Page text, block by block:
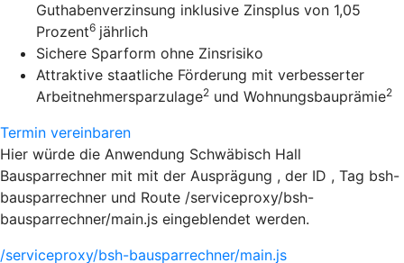
Guthabenverzinsung inklusive Zinsplus von 1,05
Prozent6 jährlich
Sichere Sparform ohne Zinsrisiko
Attraktive staatliche Förderung mit verbesserter
Arbeitnehmersparzulage2 und Wohnungsbauprämie2
Termin vereinbaren
Hier würde die Anwendung Schwäbisch Hall
Bausparrechner mit mit der Ausprägung , der ID , Tag bsh-
bausparrechner und Route /serviceproxy/bsh-
bausparrechner/main.js eingeblendet werden.
/serviceproxy/bsh-bausparrechner/main.js